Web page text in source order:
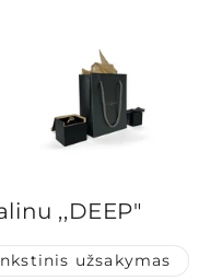
,,DEEP"
užsakymas